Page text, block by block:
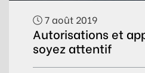
7 août 2019
Autorisations et
soyez attentif